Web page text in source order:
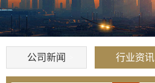
公司新闻 行业资讯